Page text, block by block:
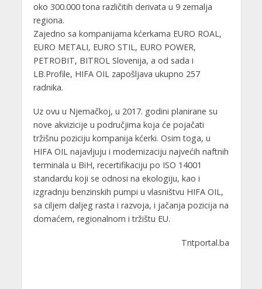
oko 300.000 tona različitih derivata u 9 zemalja
regiona.
Zajedno sa kompanijama kćerkama EURO ROAL,
EURO METALI, EURO STIL, EURO POWER,
PETROBIT, BITROL Slovenija, a od sada i
LB.Profile, HIFA OIL zapošljava ukupno 257
radnika.
Uz ovu u Njemačkoj, u 2017. godini planirane su
nove akvizicije u područjima koja će pojačati
tržišnu poziciju kompanija kćerki. Osim toga, u
HIFA OIL najavljuju i modernizaciju najvećih naftnih
terminala u BiH, recertifikaciju po ISO 14001
standardu koji se odnosi na ekologiju, kao i
izgradnju benzinskih pumpi u vlasništvu HIFA OIL,
sa ciljem daljeg rasta i razvoja, i jačanja pozicija na
domaćem, regionalnom i tržištu EU.
Tntportal.ba